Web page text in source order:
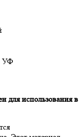
УФ
использования в